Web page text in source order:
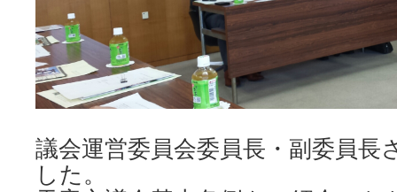
議会運営委員会委員長・副委員長
した。